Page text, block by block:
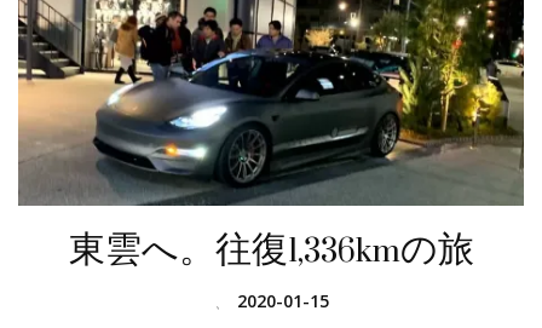
東雲へ。往復1,336kmの旅
、 2020-01-15